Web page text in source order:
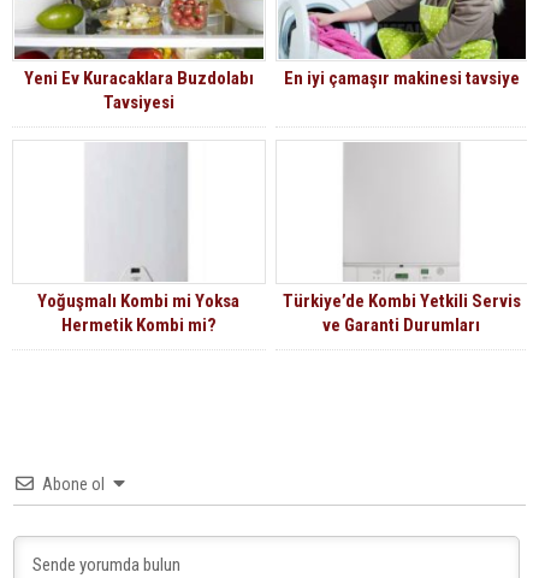
Yeni Ev Kuracaklara Buzdolabı
Tavsiyesi
En iyi çamaşır makinesi tavsiye
Yoğuşmalı Kombi mi Yoksa
Hermetik Kombi mi?
Türkiye’de Kombi Yetkili Servis
ve Garanti Durumları
Abone ol